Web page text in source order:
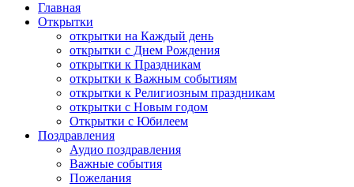
Главная
Открытки
открытки на Каждый день
открытки с Днем Рождения
открытки к Праздникам
открытки к Важным событиям
открытки к Религиозным праздникам
открытки с Новым годом
Открытки с Юбилеем
Поздравления
Аудио поздравления
Важные события
Пожелания